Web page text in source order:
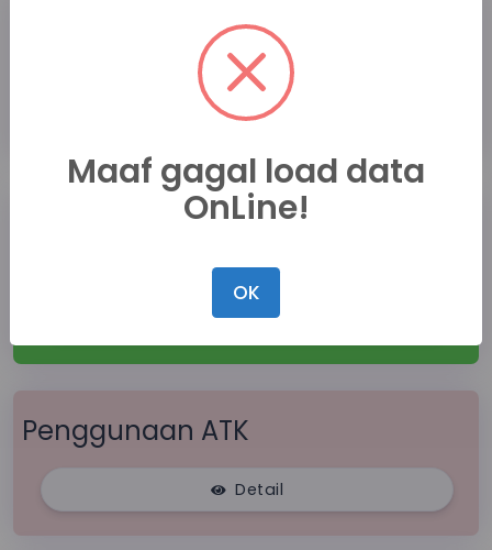
Permohonan Data Sarpras
Detail
Permohonan Pengadaan Alat
Detail
Penggunaan ATK
Detail
Maaf gagal load data
OnLine!
OK